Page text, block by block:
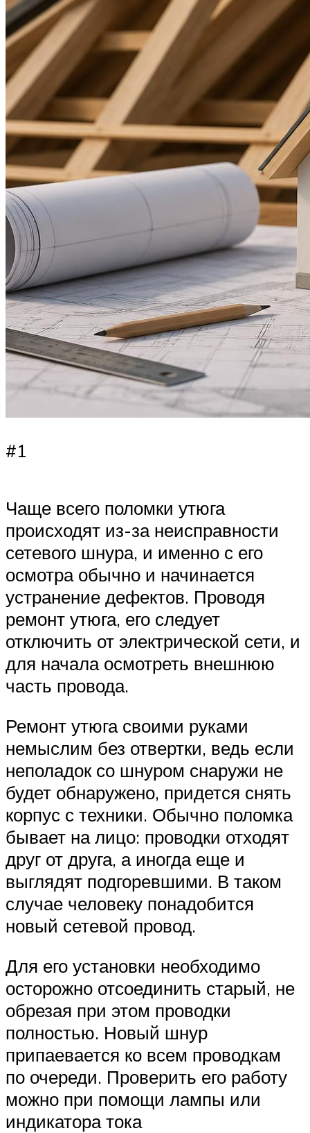
#1
Чаще всего поломки утюга
происходят из-за неисправности
сетевого шнура, и именно с его
осмотра обычно и начинается
устранение дефектов. Проводя
ремонт утюга, его следует
отключить от электрической сети, и
для начала осмотреть внешнюю
часть провода.
Ремонт утюга своими руками
немыслим без отвертки, ведь если
неполадок со шнуром снаружи не
будет обнаружено, придется снять
корпус с техники. Обычно поломка
бывает на лицо: проводки отходят
друг от друга, а иногда еще и
выглядят подгоревшими. В таком
случае человеку понадобится
новый сетевой провод.
Для его установки необходимо
осторожно отсоединить старый, не
обрезая при этом проводки
полностью. Новый шнур
припаевается ко всем проводкам
по очереди. Проверить его работу
можно при помощи лампы или
индикатора тока